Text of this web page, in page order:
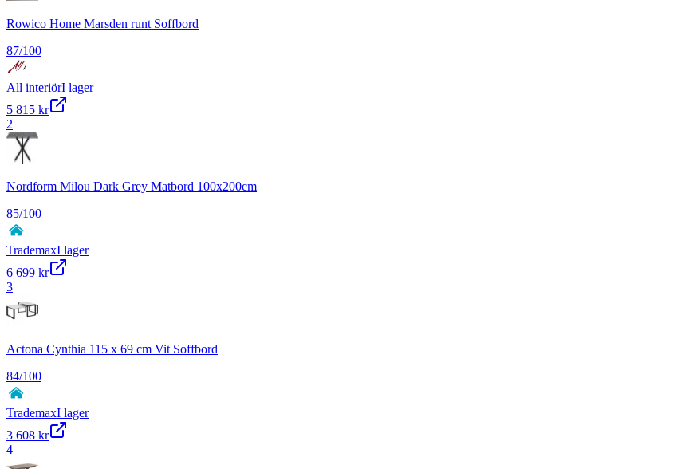
Rowico Home Marsden runt Soffbord
87/100
All interiörI lager
5 815 kr
2
Nordform Milou Dark Grey Matbord 100x200cm
85/100
TrademaxI lager
6 699 kr
3
Actona Cynthia 115 x 69 cm Vit Soffbord
84/100
TrademaxI lager
3 608 kr
4